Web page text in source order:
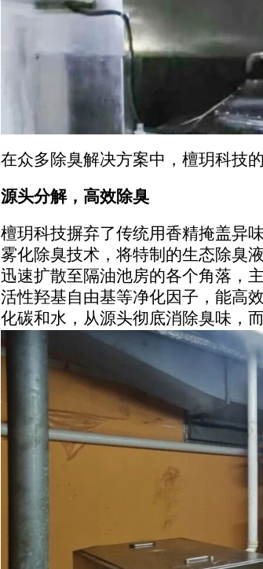
在众多除臭解决方案中，檀玥科技
源头分解，高效除臭
檀玥科技摒弃了传统用香精掩盖异
雾化除臭技术，将特制的生态除臭
迅速扩散至隔油池房的各个角落，
活性羟基自由基等净化因子，能高
化碳和水，从源头彻底消除臭味，